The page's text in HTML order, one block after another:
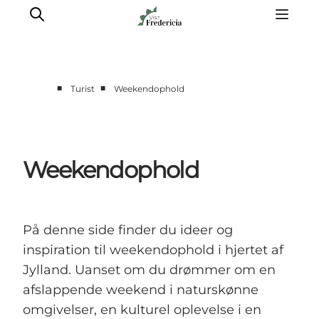
Spisesteder
Overnatning
Book guidet tur
■ Turist ■ Weekendophold
Weekendophold
På denne side finder du ideer og
inspiration til weekendophold i hjertet af
Jylland. Uanset om du drømmer om en
afslappende weekend i naturskønne
omgivelser, en kulturel oplevelse i en